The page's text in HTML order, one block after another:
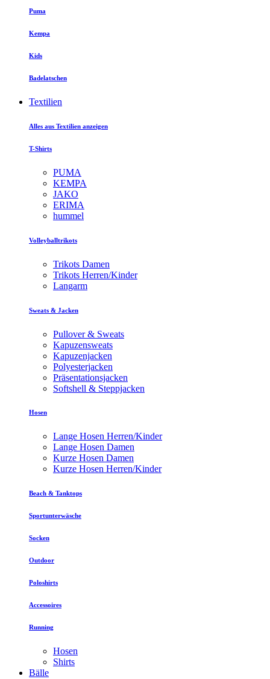
Puma
Kempa
Kids
Badelatschen
Textilien
Alles aus Textilien anzeigen
T-Shirts
PUMA
KEMPA
JAKO
ERIMA
hummel
Volleyballtrikots
Trikots Damen
Trikots Herren/Kinder
Langarm
Sweats & Jacken
Pullover & Sweats
Kapuzensweats
Kapuzenjacken
Polyesterjacken
Präsentationsjacken
Softshell & Steppjacken
Hosen
Lange Hosen Herren/Kinder
Lange Hosen Damen
Kurze Hosen Damen
Kurze Hosen Herren/Kinder
Beach & Tanktops
Sportunterwäsche
Socken
Outdoor
Poloshirts
Accessoires
Running
Hosen
Shirts
Bälle